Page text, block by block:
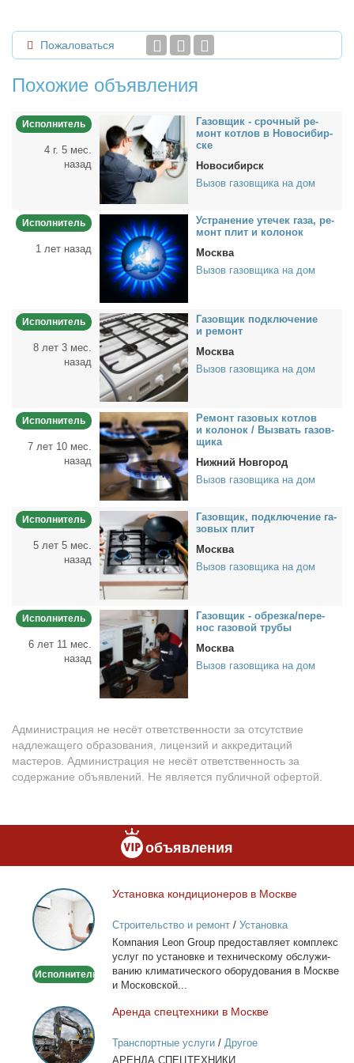
Пожаловаться
Похожие объявления
Исполнитель
4 г. 5 мес.
назад
Га­зов­щик - сроч­ный ре­
монт кот­лов в Но­во­си­бир­
ске
Новосибирск
Вызов газовщика на дом
Исполнитель
1 лет назад
Устра­не­ние уте­чек га­за, ре­
монт плит и ко­ло­нок
Москва
Вызов газовщика на дом
Исполнитель
8 лет 3 мес.
назад
Га­зов­щик под­клю­че­ние
и ре­монт
Москва
Вызов газовщика на дом
Исполнитель
7 лет 10 мес.
назад
Ре­монт га­зо­вых кот­лов
и ко­ло­нок / Вы­звать га­зов­
щи­ка
Нижний Новгород
Вызов газовщика на дом
Исполнитель
5 лет 5 мес.
назад
Га­зов­щик, под­клю­че­ние га­
зо­вых плит
Москва
Вызов газовщика на дом
Исполнитель
6 лет 11 мес.
назад
Га­зов­щик - об­рез­ка/пе­ре­
нос га­зо­вой тру­бы
Москва
Вызов газовщика на дом
Администрация не несёт ответственности за отсутствие
надлежащего образования, лицензий и аккредитаций
мастеров. Администрация не несёт ответственность за
содержание объявлений. Не является публичной офертой.
объявления
Установка
кондиционеров
в
Москве
Исполнитель
Уста­нов­ка кон­ди­ци­о­не­ров в Москве
Строительство и ремонт/ Установка
кондиционеров
Ком­па­ния Leon Group предо­став­ля­ет ком­плекс
услуг по уста­нов­ке и тех­ни­че­ско­му об­слу­жи­
ва­нию кли­ма­ти­че­ско­го обо­ру­до­ва­ния в Москве
и Мос­ков­ской...
Аренда
спецтехники
в
Арен­да спец­тех­ни­ки в Москве
Транспортные услуги/ Другое
АРЕНДА СПЕЦТЕХНИКИ